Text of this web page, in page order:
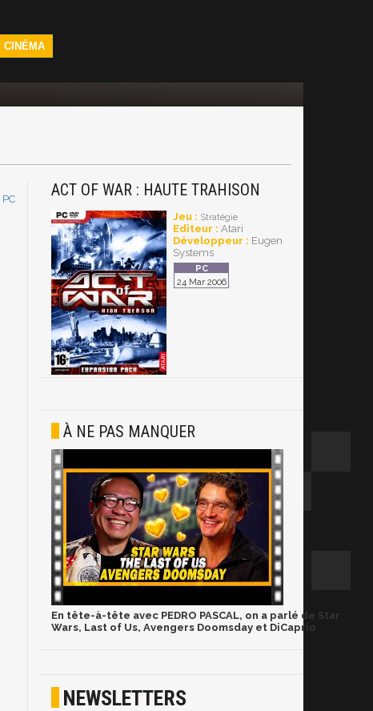
CINÉMA
PC ACT OF WAR : HAUTE TRAHISON
Jeu : Stratégie
Editeur : Atari
Développeur : Eugen
Systems
24 Mar 2006
À NE PAS MANQUER
En tête-à-tête avec PEDRO PASCAL, on a parlé de Star
Wars, Last of Us, Avengers Doomsday et DiCaprio
NEWSLETTERS